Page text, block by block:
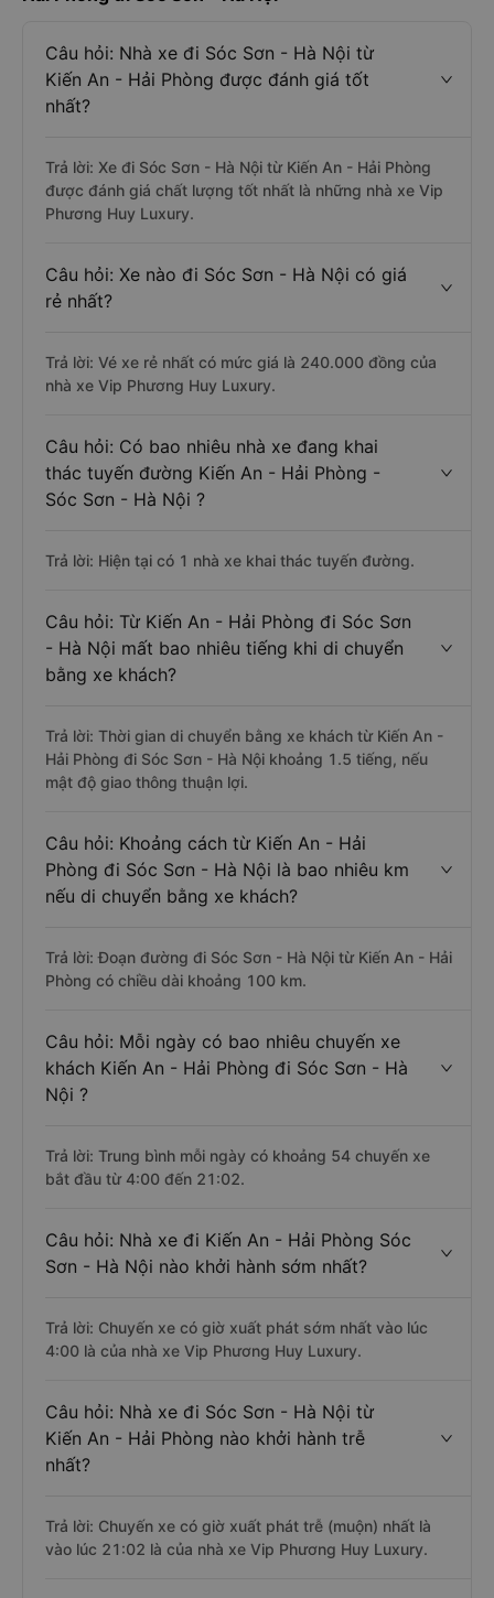
Câu hỏi: Nhà xe đi Sóc Sơn - Hà Nội từ
Kiến An - Hải Phòng được đánh giá tốt
nhất?
Trả lời: Xe đi Sóc Sơn - Hà Nội từ Kiến An - Hải Phòng
được đánh giá chất lượng tốt nhất là những nhà xe Vip
Phương Huy Luxury.
Câu hỏi: Xe nào đi Sóc Sơn - Hà Nội có giá
rẻ nhất?
Trả lời: Vé xe rẻ nhất có mức giá là 240.000 đồng của
nhà xe Vip Phương Huy Luxury.
Câu hỏi: Có bao nhiêu nhà xe đang khai
thác tuyến đường Kiến An - Hải Phòng -
Sóc Sơn - Hà Nội ?
Trả lời: Hiện tại có 1 nhà xe khai thác tuyến đường.
Câu hỏi: Từ Kiến An - Hải Phòng đi Sóc Sơn
- Hà Nội mất bao nhiêu tiếng khi di chuyển
bằng xe khách?
Trả lời: Thời gian di chuyển bằng xe khách từ Kiến An -
Hải Phòng đi Sóc Sơn - Hà Nội khoảng 1.5 tiếng, nếu
mật độ giao thông thuận lợi.
Câu hỏi: Khoảng cách từ Kiến An - Hải
Phòng đi Sóc Sơn - Hà Nội là bao nhiêu km
nếu di chuyển bằng xe khách?
Trả lời: Đoạn đường đi Sóc Sơn - Hà Nội từ Kiến An - Hải
Phòng có chiều dài khoảng 100 km.
Câu hỏi: Mỗi ngày có bao nhiêu chuyến xe
khách Kiến An - Hải Phòng đi Sóc Sơn - Hà
Nội ?
Trả lời: Trung bình mỗi ngày có khoảng 54 chuyến xe
bắt đầu từ 4:00 đến 21:02.
Câu hỏi: Nhà xe đi Kiến An - Hải Phòng Sóc
Sơn - Hà Nội nào khởi hành sớm nhất?
Trả lời: Chuyến xe có giờ xuất phát sớm nhất vào lúc
4:00 là của nhà xe Vip Phương Huy Luxury.
Câu hỏi: Nhà xe đi Sóc Sơn - Hà Nội từ
Kiến An - Hải Phòng nào khởi hành trễ
nhất?
Trả lời: Chuyến xe có giờ xuất phát trễ (muộn) nhất là
vào lúc 21:02 là của nhà xe Vip Phương Huy Luxury.